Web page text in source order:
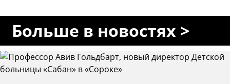
Больше в новостях >